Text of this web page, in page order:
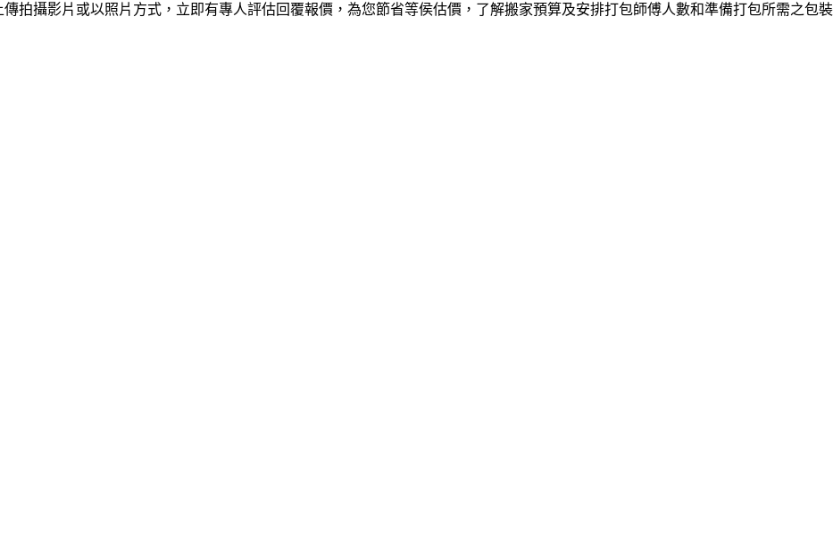
拍攝影片或以照片方式，立即有專人評估回覆報價，為您節省等侯估價，了解搬家預算及安排打包師傅人數和準備打包所需之包裝